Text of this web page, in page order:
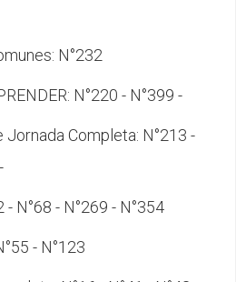
N°232
N°220 - N°399 -
Completa: N°213 -
N°68 - N°269 - N°354
- N°123